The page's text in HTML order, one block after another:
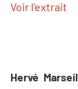
Voir l'extrait
Hervé